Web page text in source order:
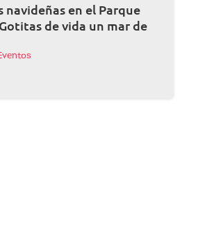
navideñas en el Parque
de vida un mar de